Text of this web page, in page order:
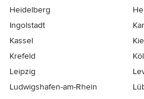
Heidelberg
Ingolstadt
Kassel
Krefeld
Leipzig
Ludwigshafen-am-Rhein